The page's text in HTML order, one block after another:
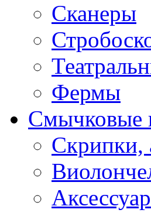
Сканеры
Фермы
Смычковые
Скрипки,